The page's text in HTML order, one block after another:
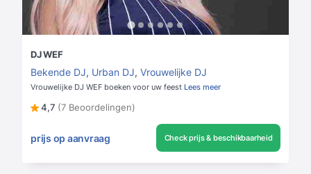
DJ WEF
Bekende DJ, Urban DJ, Vrouwelijke DJ
Vrouwelijke DJ WEF boeken voor uw feest Lees meer
4,7 (7 Beoordelingen)
prijs op aanvraag Check prijs & beschikbaarheid